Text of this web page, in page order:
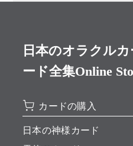
日本のオラクル
ード全集Online
カードの購入
日本の神様カード